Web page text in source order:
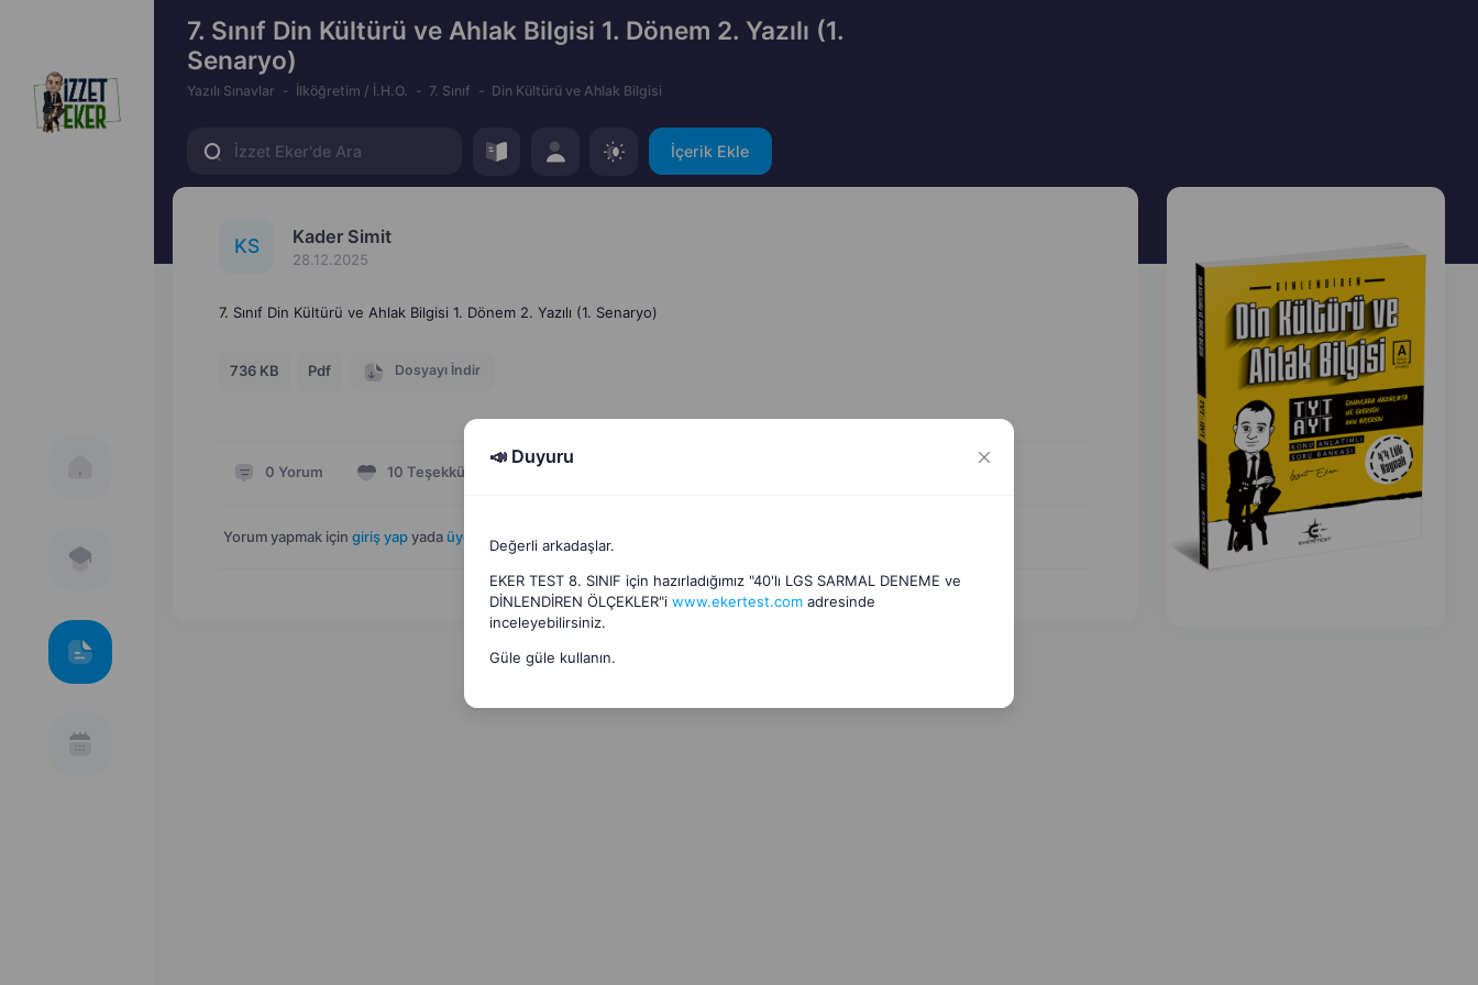
7. Sınıf Din Kültürü ve Ahlak Bilgisi 1. Dönem 2. Yazılı (1.
Senaryo)
Yazılı Sınavlar İlköğretim / İ.H.O. 7. Sınıf Din Kültürü ve Ahlak Bilgisi
İçerik Ekle
KS Kader Simit
28.12.2025
7. Sınıf Din Kültürü ve Ahlak Bilgisi 1. Dönem 2. Yazılı (1. Senaryo)
736 KB Pdf Dosyayı İndir
0 Yorum 10 Teşekkür Hata Bildir
Yorum yapmak için giriş yap yada üye ol .
📣 Duyuru
Değerli arkadaşlar.
EKER TEST 8. SINIF için hazırladığımız "40'lı LGS SARMAL DENEME ve
DİNLENDİREN ÖLÇEKLER"i www.ekertest.comadresinde
inceleyebilirsiniz.
Güle güle kullanın.